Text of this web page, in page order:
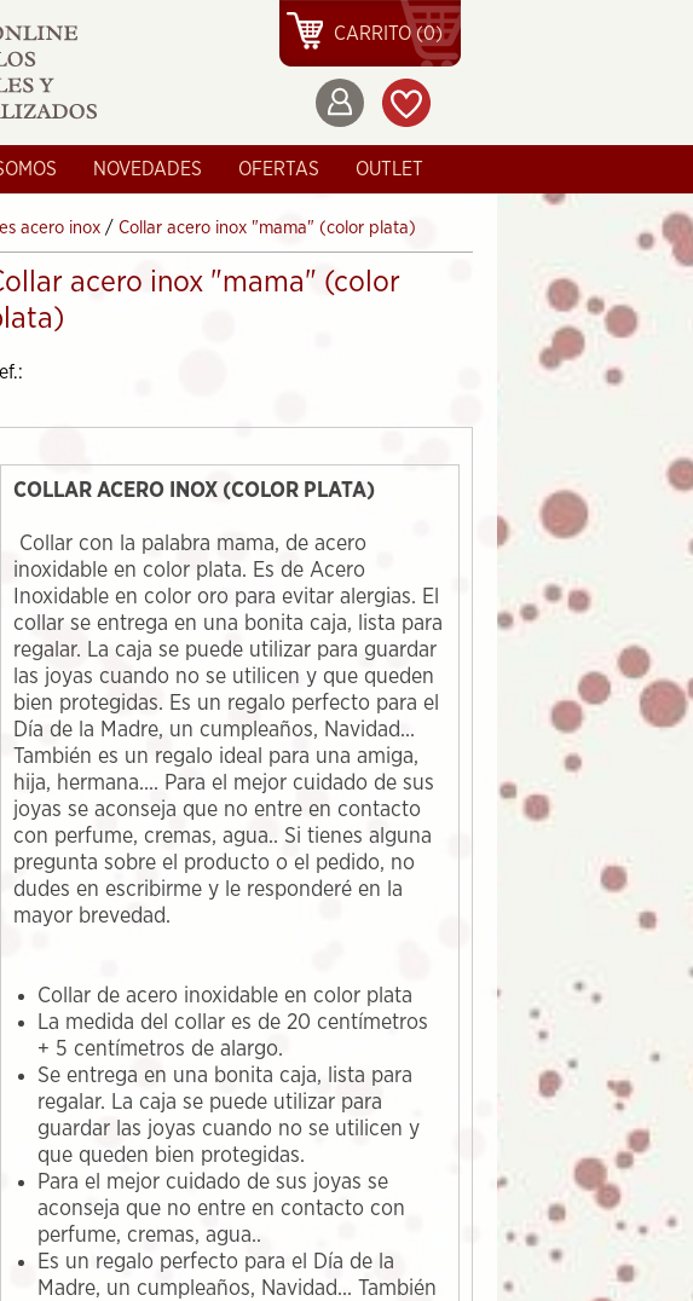
CARRITO (0)
NOVEDADES OFERTAS OUTLET
acero inox / Collar acero inox "mama" (color plata)
acero inox "mama" (color
COLLAR ACERO INOX (COLOR PLATA)
Collar con la palabra mama, de acero
inoxidable en color plata. Es de Acero
Inoxidable en color oro para evitar alergias. El
collar se entrega en una bonita caja, lista para
regalar. La caja se puede utilizar para guardar
las joyas cuando no se utilicen y que queden
bien protegidas. Es un regalo perfecto para el
Día de la Madre, un cumpleaños, Navidad...
También es un regalo ideal para una amiga,
hija, hermana.... Para el mejor cuidado de sus
joyas se aconseja que no entre en contacto
con perfume, cremas, agua.. Si tienes alguna
pregunta sobre el producto o el pedido, no
dudes en escribirme y le responderé en la
mayor brevedad.
Collar de acero inoxidable en color plata
La medida del collar es de 20 centímetros
+ 5 centímetros de alargo.
Se entrega en una bonita caja, lista para
regalar. La caja se puede utilizar para
guardar las joyas cuando no se utilicen y
que queden bien protegidas.
Para el mejor cuidado de sus joyas se
aconseja que no entre en contacto con
perfume, cremas, agua..
Es un regalo perfecto para el Día de la
Madre, un cumpleaños, Navidad... También